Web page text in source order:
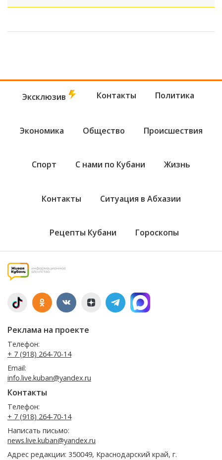
Эксклюзив Контакты Политика
Экономика Общество Происшествия
Спорт С нами по Кубани Жизнь
Контакты Ситуация в Абхазии
Рецепты Кубани Гороскопы
Реклама на проекте
Телефон:
+ 7 (918) 264-70-14
Email:
info.live.kuban@yandex.ru
Контакты
Телефон:
+ 7 (918) 264-70-14
Написать письмо:
news.live.kuban@yandex.ru
Адрес редакции: 350049, Краснодарский край, г.